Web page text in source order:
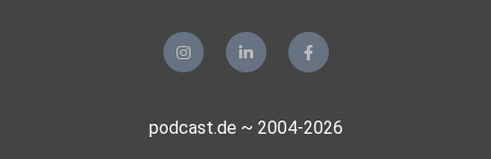
podcast.de ~ 2004-2026